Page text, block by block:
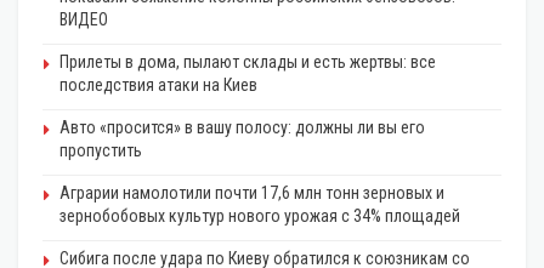
ВИДЕО
Прилеты в дома, пылают склады и есть жертвы: все
последствия атаки на Киев
Авто «просится» в вашу полосу: должны ли вы его
пропустить
Аграрии намолотили почти 17,6 млн тонн зерновых и
зернобобовых культур нового урожая с 34% площадей
Сибига после удара по Киеву обратился к союзникам со